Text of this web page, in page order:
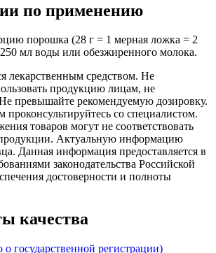
по применению
порошка (28 г = 1 мерная ложка = 2
мл воды или обезжиренного молока.
лекарственным средством. Не
продукцию лицам, не
превышайте рекомендуемую дозировку.
со специалистом.
товаров могут не соответствовать
Актуальную информацию
Данная информация предоставляется в
законодательства Российской
достоверности и полноты
качества
о государственной регистрации)